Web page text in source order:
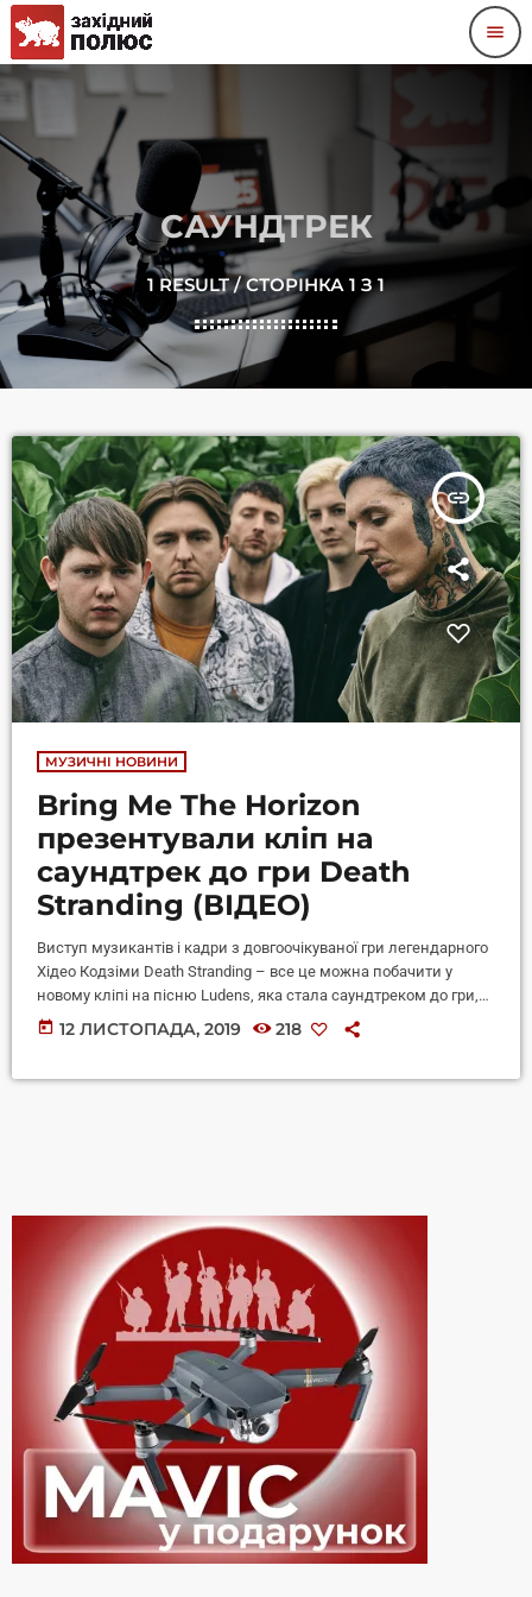
menu
САУНДТРЕК
1 RESULT / СТОРІНКА 1 З 1
insert_link
МУЗИЧНІ НОВИНИ
Bring Me The Horizon
презентували кліп на
саундтрек до гри Death
Stranding (ВІДЕО)
Виступ музикантів і кадри з довгоочікуваної гри легендарного
Хідео Кодзіми Death Stranding – все це можна побачити у
новому кліпі на пісню Ludens, яка стала саундтреком до гри,
британських металкорщиків Bring Me The Horizon. Лідер гурту
Bring Me The Horizon Олівер Сайкс є фанатом комп’ютерних
today 12 ЛИСТОПАДА, 2019 218